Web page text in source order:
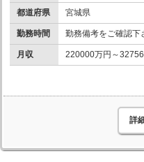
都道府県 宮城県
勤務時間 勤務備考をご確認下
月収 220000万円～
詳